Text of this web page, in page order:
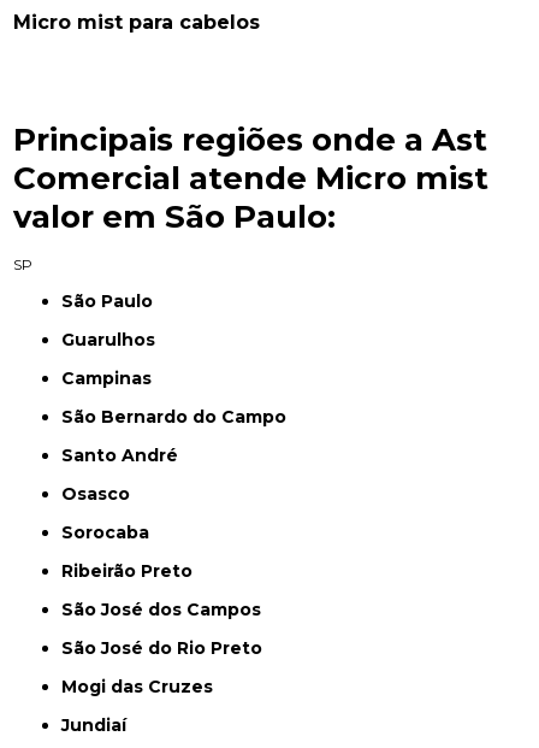
Micro mist para cabelos
Principais regiões onde a Ast
Comercial atende Micro mist
valor em São Paulo:
SP
São Paulo
Guarulhos
Campinas
São Bernardo do Campo
Santo André
Osasco
Sorocaba
Ribeirão Preto
São José dos Campos
São José do Rio Preto
Mogi das Cruzes
Jundiaí